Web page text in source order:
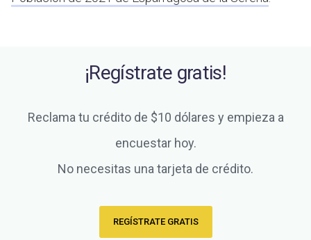
¡Regístrate gratis!
Reclama tu crédito de $10 dólares y empieza a
encuestar hoy.
No necesitas una tarjeta de crédito.
REGÍSTRATE GRATIS